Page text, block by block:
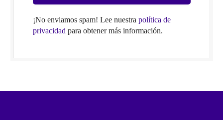
¡No enviamos spam! Lee nuestra política de
privacidad para obtener más información.